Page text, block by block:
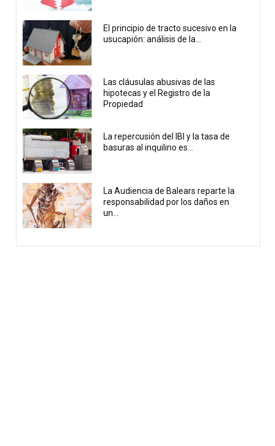
El principio de tracto sucesivo en la
usucapión: análisis de la...
Las cláusulas abusivas de las
hipotecas y el Registro de la
Propiedad
La repercusión del IBI y la tasa de
basuras al inquilino es...
La Audiencia de Balears reparte la
responsabilidad por los daños en
un...